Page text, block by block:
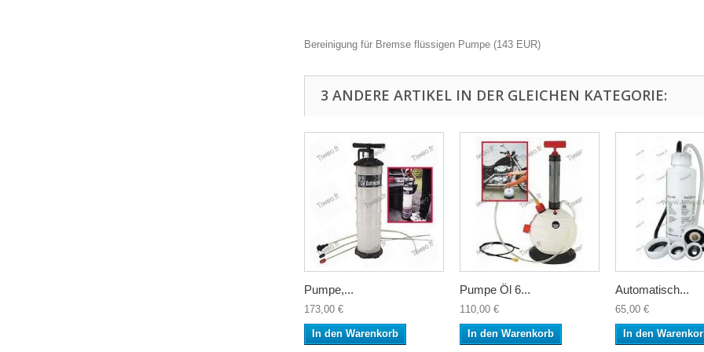
Bereinigung für Bremse flüssigen Pumpe (143 EUR)
3 ANDERE ARTIKEL IN DER GLEICHEN KATEGORIE:
Pumpe,...
173,00 €
In den Warenkorb
Pumpe Öl 6...
110,00 €
In den Warenkorb
Automatisch...
65,00 €
In den